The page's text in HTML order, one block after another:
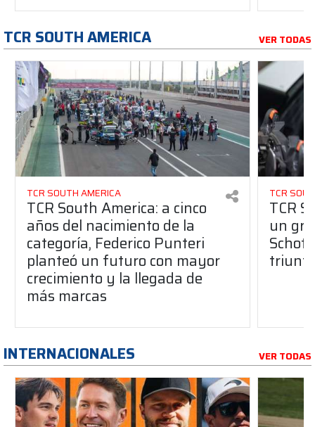
TCR SOUTH AMERICA VER TODAS
TCR SOUTH AMERICA
TCR South America: a cinco
años del nacimiento de la
categoría, Federico Punteri
planteó un futuro con mayor
crecimiento y la llegada de
más marcas
TCR
TCR
un
INTERNACIONALES VER TODAS